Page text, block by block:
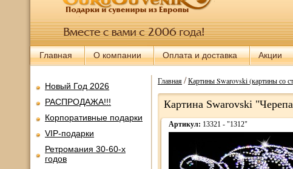
Главная О компании Оплата и доставка Акции
Новый Год 2026
РАСПРОДАЖА!!!
Корпоративные подарки
VIP-подарки
Ретромания 30-60-х
годов
Главная/Картины Swarovski (картины со
Картина Swarovski
Артикул: 13321 - "1312"